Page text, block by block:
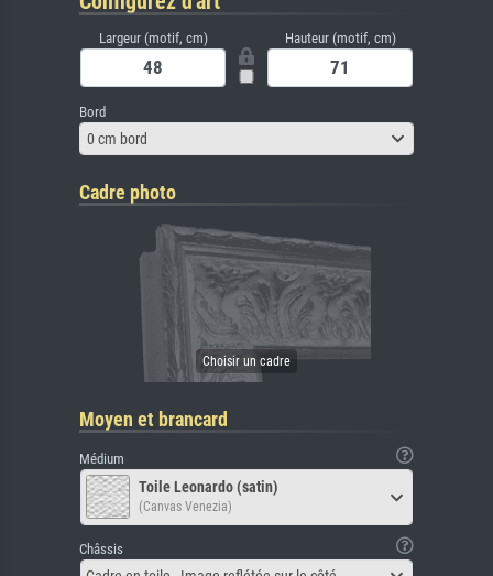
Largeur (motif, cm) Hauteur (motif, cm)
Bord
0 cm bord
Cadre photo
Moyen et brancard
Médium
Toile Leonardo (satin)
(Canvas Venezia)
Châssis